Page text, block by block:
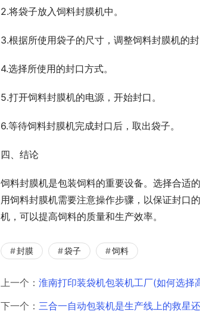
2.将袋子放入饲料封膜机中。
3.根据所使用袋子的尺寸，调整饲料封膜机的封
4.选择所使用的封口方式。
5.打开饲料封膜机的电源，开始封口。
6.等待饲料封膜机完成封口后，取出袋子。
四、结论
饲料封膜机是包装饲料的重要设备。选择合适
用饲料封膜机需要注意操作步骤，以保证封口
机，可以提高饲料的质量和生产效率。
封膜 袋子 饲料
上一个： 淮南打印装袋机包装机工厂(如何选择
下一个： 三合一自动包装机是生产线上的救星